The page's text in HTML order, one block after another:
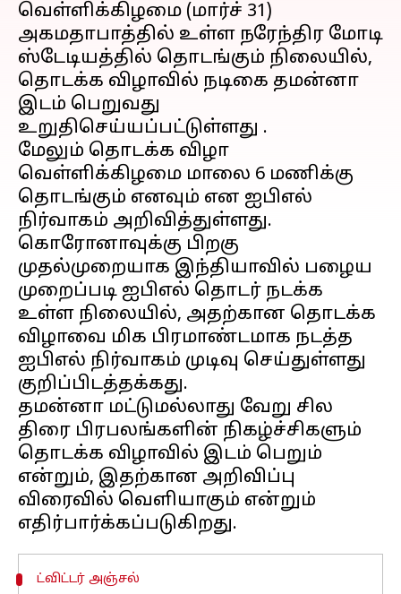
வெள்ளிக்கிழமை (மார்ச் 31)
அகமதாபாத்தில் உள்ள நரேந்திர மோடி
ஸ்டேடியத்தில் தொடங்கும் நிலையில்,
தொடக்க விழாவில் நடிகை தமன்னா
இடம் பெறுவது
உறுதிசெய்யப்பட்டுள்ளது .
மேலும் தொடக்க விழா
வெள்ளிக்கிழமை மாலை 6 மணிக்கு
தொடங்கும் எனவும் என ஐபிஎல்
நிர்வாகம் அறிவித்துள்ளது.
கொரோனாவுக்கு பிறகு
முதல்முறையாக இந்தியாவில் பழைய
முறைப்படி ஐபிஎல் தொடர் நடக்க
உள்ள நிலையில், அதற்கான தொடக்க
விழாவை மிக பிரமாண்டமாக நடத்த
ஐபிஎல் நிர்வாகம் முடிவு செய்துள்ளது
குறிப்பிடத்தக்கது.
தமன்னா மட்டுமல்லாது வேறு சில
திரை பிரபலங்களின் நிகழ்ச்சிகளும்
தொடக்க விழாவில் இடம் பெறும்
என்றும், இதற்கான அறிவிப்பு
விரைவில் வெளியாகும் என்றும்
ட்விட்டர் அஞ்சல்